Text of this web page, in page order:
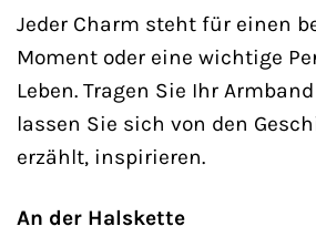
Jeder Charm steht für einen
Moment oder eine wichtige
Leben. Tragen Sie Ihr
lassen Sie sich von den
erzählt, inspirieren.
An der Halskette